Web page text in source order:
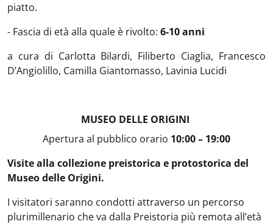
piatto.
- Fascia di età alla quale è rivolto: 6-10 anni
a cura di Carlotta Bilardi, Filiberto Ciaglia, Francesco
D’Angiolillo, Camilla Giantomasso, Lavinia Lucidi
MUSEO DELLE ORIGINI
Apertura al pubblico orario 10:00 – 19:00
Visite alla collezione preistorica e protostorica del
Museo delle Origini.
I visitatori saranno condotti attraverso un percorso
plurimillenario che va dalla Preistoria più remota all’età